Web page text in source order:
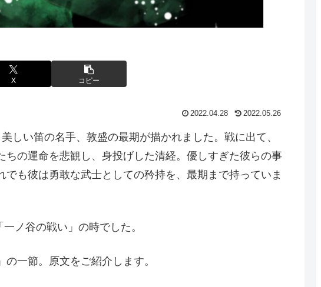
X コピー
2022.04.28 2022.05.26
しい笛の名手、敦盛の最期が描かれました。戦に出て、
の運命を悲観し、身投げした清経。優しすぎた彼らの事
でも彼は勇敢な武士としての矜持を、最期まで持っていま
ノ谷の戦い」の時でした。
一節。原文をご紹介します。